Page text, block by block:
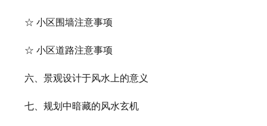
☆ 小区围墙注意事项
☆ 小区道路注意事项
六、景观设计于风水上的意义
七、规划中暗藏的风水玄机